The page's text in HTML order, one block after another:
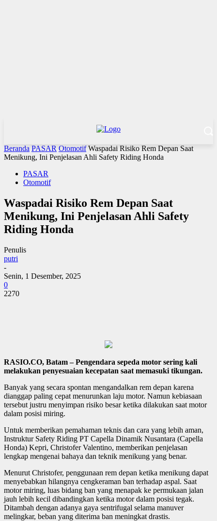
Beranda PASAR Otomotif Waspadai Risiko Rem Depan Saat
Menikung, Ini Penjelasan Ahli Safety Riding Honda
PASAR
Otomotif
Waspadai Risiko Rem Depan Saat
Menikung, Ini Penjelasan Ahli Safety
Riding Honda
Penulis
putri
-
Senin, 1 Desember, 2025
0
2270
RASIO.CO, Batam – Pengendara sepeda motor sering kali
melakukan penyesuaian kecepatan saat memasuki tikungan.
Banyak yang secara spontan mengandalkan rem depan karena
dianggap paling cepat menurunkan laju motor. Namun kebiasaan
tersebut justru menyimpan risiko besar ketika dilakukan saat motor
dalam posisi miring.
Untuk memberikan pemahaman teknis dan cara yang lebih aman,
Instruktur Safety Riding PT Capella Dinamik Nusantara (Capella
Honda) Kepri, Christofer Valentino, memberikan penjelasan
lengkap mengenai bahaya dan teknik menikung yang benar.
Menurut Christofer, penggunaan rem depan ketika menikung dapat
menyebabkan hilangnya cengkeraman ban terhadap aspal. Saat
motor miring, luas bidang ban yang menapak ke permukaan jalan
jauh lebih kecil dibandingkan ketika motor dalam posisi tegak.
Ditambah dengan adanya gaya sentrifugal selama manuver
melingkar, beban yang diterima ban meningkat drastis.